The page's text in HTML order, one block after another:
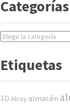
Categorías
C
e
r
Etiquetas
3D Alcoy almacén